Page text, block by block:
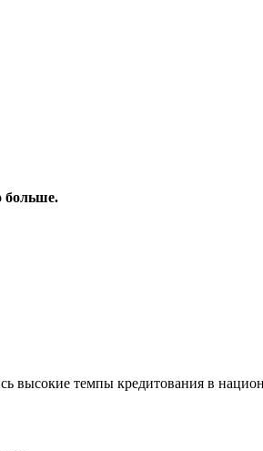
больше.
высокие темпы кредитования в